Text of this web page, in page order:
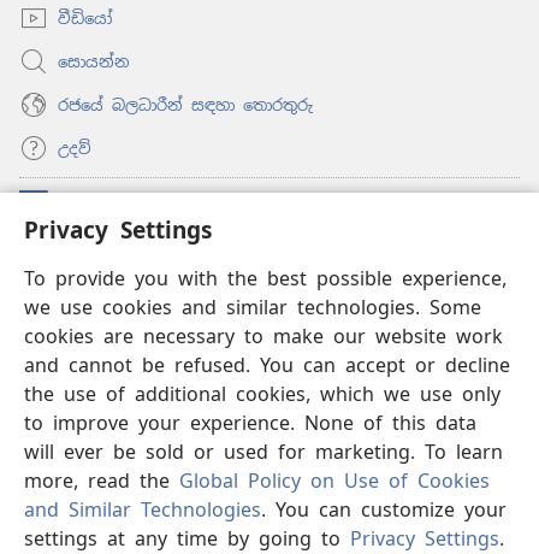
Privacy Settings
To provide you with the best possible experience,
we use cookies and similar technologies. Some
cookies are necessary to make our website work
and cannot be refused. You can accept or decline
the use of additional cookies, which we use only
to improve your experience. None of this data
will ever be sold or used for marketing. To learn
more, read the Global Policy on Use of Cookies
and Similar Technologies. You can customize your
settings at any time by going to Privacy Settings.
වීඩියෝ
සොයන්න
රජයේ බලධාරීන් සඳහා තොරතුරු
උදව්
(opens
new
ඔන්ලයින් ලයිබ්‍රරි
(opens
new
window)JW Hub
(opens
new
window)‘JW ලයිබ්‍රරි’
Copyright© 2026 Watch Tower Bible and Tract Society of Pennsylvania.
භාවිත කිරීමේ නීති |පෞද්ගලික තොරතුරු රැකීම |PRIVACY